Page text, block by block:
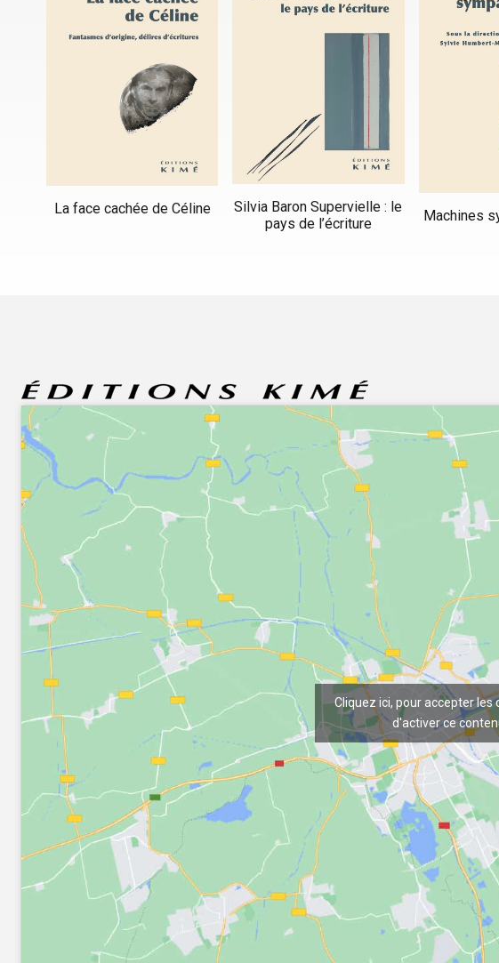
La face cachée de Céline
Silvia Baron Supervielle : le
pays de l’écriture
Machines
Cliquez ici, pour accepter les
d'activer ce